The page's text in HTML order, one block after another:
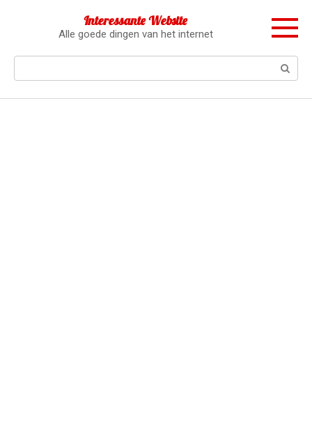
Interessante Website
Alle goede dingen van het internet